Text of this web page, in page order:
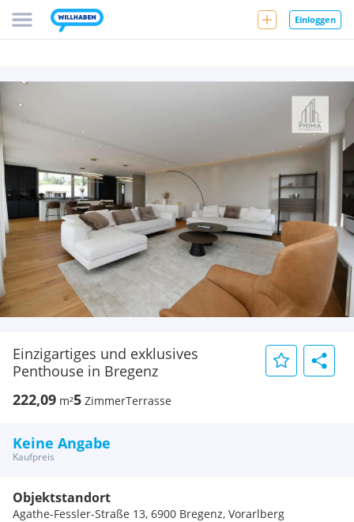
Einloggen
Einzigartiges und exklusives
Penthouse in Bregenz
222,09 m²5 ZimmerTerrasse
Keine Angabe
Kaufpreis
Objektstandort
Agathe-Fessler-Straße 13, 6900 Bregenz, Vorarlberg